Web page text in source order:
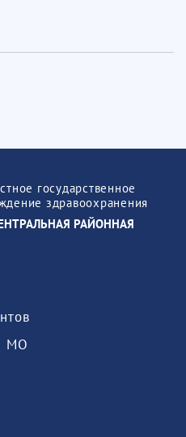
государственное
здравоохранения
РАЙОННАЯ
МО